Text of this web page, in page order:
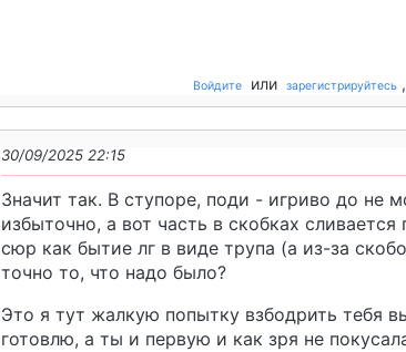
Войдите или зарегистрируйтесь
30/09/2025 22:15
Значит так. В ступоре, поди - игриво до не
избыточно, а вот часть в скобках
сюр как бытие лг в виде трупа (а из-за
точно то, что надо было?
Это я тут жалкую попытку взбодрить тебя
готовлю, а ты и первую и как зря не